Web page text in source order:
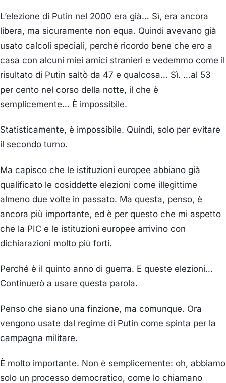
L’elezione di Putin nel 2000 era già… Sì, era ancora
libera, ma sicuramente non equa. Quindi avevano già
usato calcoli speciali, perché ricordo bene che ero a
casa con alcuni miei amici stranieri e vedemmo come il
risultato di Putin saltò da 47 e qualcosa… Sì. …al 53
per cento nel corso della notte, il che è
semplicemente… È impossibile.
Statisticamente, è impossibile. Quindi, solo per evitare
il secondo turno.
Ma capisco che le istituzioni europee abbiano già
qualificato le cosiddette elezioni come illegittime
almeno due volte in passato. Ma questa, penso, è
ancora più importante, ed è per questo che mi aspetto
che la PIC e le istituzioni europee arrivino con
dichiarazioni molto più forti.
Perché è il quinto anno di guerra. E queste elezioni…
Continuerò a usare questa parola.
Penso che siano una finzione, ma comunque. Ora
vengono usate dal regime di Putin come spinta per la
campagna militare.
È molto importante. Non è semplicemente: oh, abbiamo
solo un processo democratico, come lo chiamano